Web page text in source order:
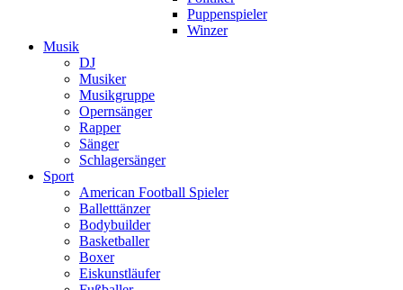
Puppenspieler
Winzer
Musik
DJ
Musiker
Musikgruppe
Opernsänger
Rapper
Sänger
Schlagersänger
Sport
American Football Spieler
Balletttänzer
Bodybuilder
Basketballer
Boxer
Eiskunstläufer